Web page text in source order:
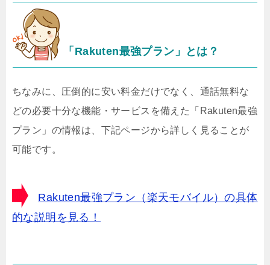
「Rakuten最強プラン」とは？
ちなみに、圧倒的に安い料金だけでなく、通話無料な
どの必要十分な機能・サービスを備えた「Rakuten最強
プラン」の情報は、下記ページから詳しく見ることが
可能です。
Rakuten最強プラン（楽天モバイル）の具体
的な説明を見る！